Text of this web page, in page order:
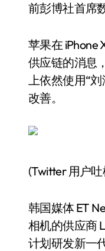
前彭博社首席
苹果在 iPhone
供应链的消息
上依然使用“
改善。
(Twitter 用户
韩国媒体 ET
相机的供应商
计划研发新一